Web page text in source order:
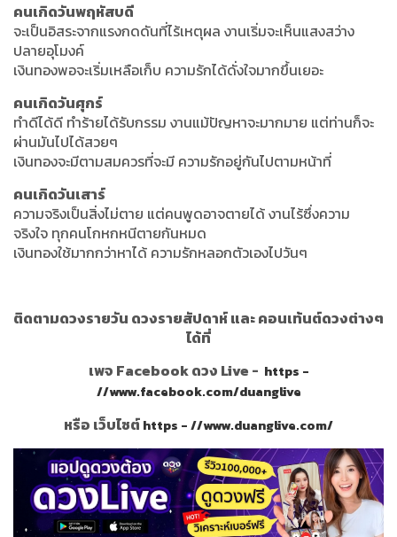
คนเกิดวันพฤหัสบดี
จะเป็นอิสระจากแรงกดดันที่ไร้เหตุผล งานเริ่มจะเห็นแสงสว่าง
ปลายอุโมงค์
เงินทองพอจะเริ่มเหลือเก็บ ความรักได้ดั่งใจมากขึ้นเยอะ
คนเกิดวันศุกร์
ทำดีได้ดี ทำร้ายได้รับกรรม งานแม้ปัญหาจะมากมาย แต่ท่านก็จะ
ผ่านมันไปได้สวยๆ
เงินทองจะมีตามสมควรที่จะมี ความรักอยู่กันไปตามหน้าที่
คนเกิดวันเสาร์
ความจริงเป็นสิ่งไม่ตาย แต่คนพูดอาจตายได้ งานไร้ซึ่งความ
จริงใจ ทุกคนโกหกหนีตายกันหมด
เงินทองใช้มากกว่าหาได้ ความรักหลอกตัวเองไปวันๆ
ติดตามดวงรายวัน ดวงรายสัปดาห์ และ คอนเท้นต์ดวงต่างๆ
ได้ที่
เพจ Facebook ดวง Live - https -
//www.facebook.com/duanglive
หรือ เว็บไซต์https - //www.duanglive.com/